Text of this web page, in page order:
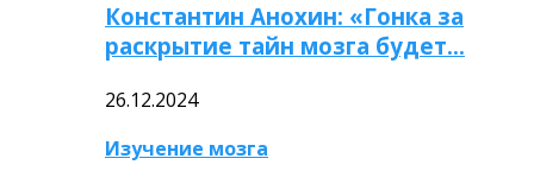
Константин Анохин: «Гонка за
раскрытие тайн мозга будет…
26.12.2024
Изучение мозга